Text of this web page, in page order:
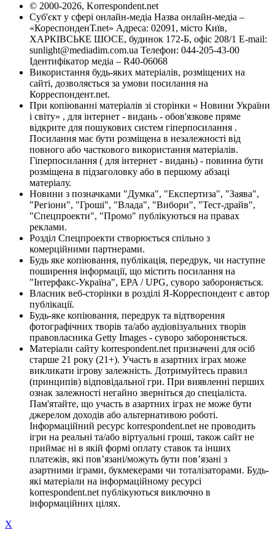
© 2000-2026, Korrespondent.net
Суб'єкт у сфері онлайн-медіа Назва онлайн-медіа –
«КореспонденТ.net» Адреса: 02091, місто Київ,
ХАРКІВСЬКЕ ШОСЕ, будинок 172-Б, офіс 208/1 E-mail:
sunlight@mediadim.com.ua Телефон: 044-205-43-00
Ідентифікатор медіа – R40-06068
Використання будь-яких матеріалів, розміщених на
сайті, дозволяється за умови посилання на
Корреспондент.net.
При копіюванні матеріалів зі сторінки « Новини України
і світу» , для інтернет - видань - обов'язкове пряме
відкрите для пошукових систем гіперпосилання .
Посилання має бути розміщена в незалежності від
повного або часткового використання матеріалів.
Гіперпосилання ( для інтернет - видань) - повинна бути
розміщена в підзаголовку або в першому абзаці
матеріалу.
Новини з позначками "Думка", "Експертиза", "Заява",
"Регіони", "Гроші", "Влада", "Вибори", "Тест-драйв",
"Спецпроекти", "Промо" публікуються на правах
реклами.
Розділ Спецпроекти створюється спільно з
комерційними партнерами.
Будь яке копіювання, публікація, передрук, чи наступне
поширення інформації, що містить посилання на
"Інтерфакс-Україна", EPA / UPG, суворо забороняється.
Власник веб-сторінки в розділі Я-Корреспондент є автор
публікації.
Будь-яке копіювання, передрук та відтворення
фотографічних творів та/або аудіовізуальних творів
правовласника Getty Images - суворо забороняється.
Матеріали сайту korrespondent.net призначені для осіб
старше 21 року (21+). Участь в азартних іграх може
викликати ігрову залежність. Дотримуйтесь правил
(принципів) відповідальної гри. При виявленні перших
ознак залежності негайно зверніться до спеціаліста.
Пам'ятайте, що участь в азартних іграх не може бути
джерелом доходів або альтернативою роботі.
Інформаційний ресурс korrespondent.net не проводить
ігри на реальні та/або віртуальні гроші, також сайт не
приймає ні в якій формі оплату ставок та інших
платежів, які пов’язані/можуть бути пов’язані з
азартними іграми, букмекерами чи тоталізаторами. Будь-
які матеріали на інформаційному ресурсі
korrespondent.net публікуються виключно в
інформаційних цілях.
X